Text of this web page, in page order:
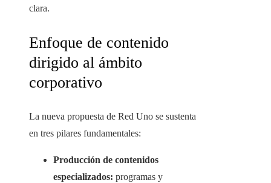
clara.
Enfoque de contenido
dirigido al ámbito
corporativo
La nueva propuesta de Red Uno se sustenta
en tres pilares fundamentales:
Producción de contenidos
especializados: programas y